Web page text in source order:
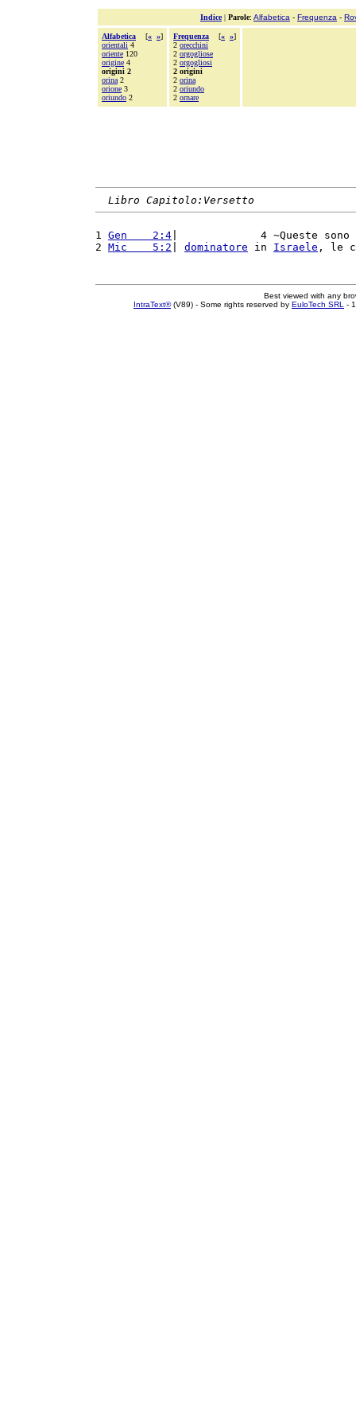
Indice| Parole: Alfabetica - Frequenza -
Alfabetica [« »]
orientali 4
oriente 120
origine 4
origini 2
orina 2
orione 3
oriundo 2
Frequenza [« »]
2 orecchini
2 orgogliose
2 orgogliosi
2 origini
2 orina
2 oriundo
2 ornare
Libro Capitolo:Versetto
1 Gen    2:4 |             4 ~Queste
2 Mic    5:2 dominatore in Israele , le
Best viewed with any
IntraText®(V89) - Some rights reserved by EuloTech SRL -